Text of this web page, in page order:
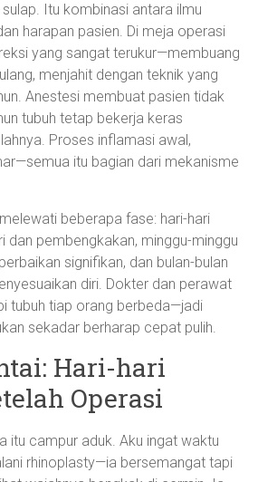
Itu kombinasi antara ilmu
harapan pasien. Di meja operasi
yang sangat terukur—membuang
menjahit dengan teknik yang
Anestesi membuat pasien tidak
tubuh tetap bekerja keras
Proses inflamasi awal,
itu bagian dari mekanisme
beberapa fase: hari-hari
dan pembengkakan, minggu-minggu
signifikan, dan bulan-bulan
diri. Dokter dan perawat
tubuh tiap orang berbeda—jadi
sekadar berharap cepat pulih.
Hari-hari
Operasi
itu campur aduk. Aku ingat waktu
rhinoplasty—ia bersemangat tapi